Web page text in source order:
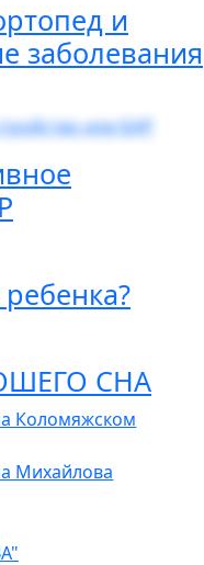
и
заболевания
СНА
Коломяжском
Михайлова